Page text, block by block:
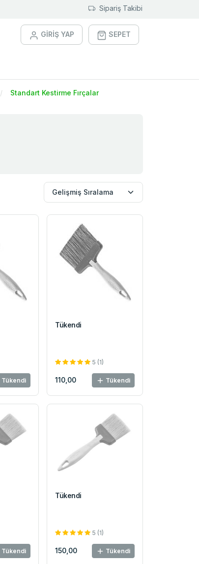
Sipariş Takibi
GİRİŞ YAP SEPET
Standart Kestirme Fırçalar
Tükendi
Tükendi
5 (1)
110,00 Tükendi
Tükendi
Tükendi
5 (1)
150,00 Tükendi